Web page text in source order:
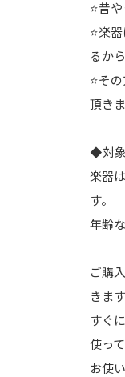
⭐️昔
⭐️楽
るか
⭐️そ
頂きま
◆対
楽器
す。
年齢
ご購
きます
すぐ
使っ
お使